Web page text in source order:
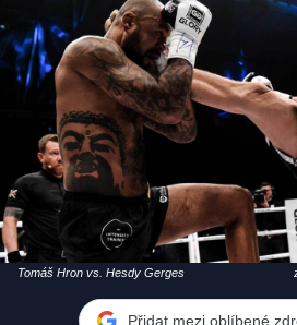
Tomáš Hron vs. Hesdy Gerges
Přidat mezi oblíbené